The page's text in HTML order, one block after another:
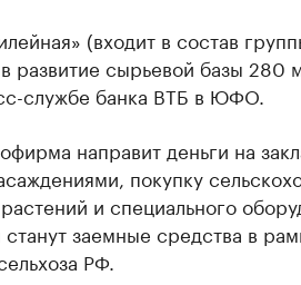
(входит в состав
развитие сырьевой базы 280
службе банка ВТБ в ЮФО.
направит деньги на
покупку
и специального
заемные средства в
РФ.